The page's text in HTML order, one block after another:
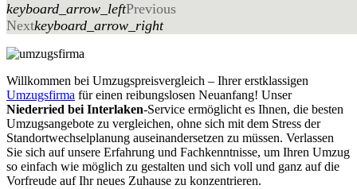
keyboard_arrow_leftPrevious
Nextkeyboard_arrow_right
Willkommen bei Umzugspreisvergleich – Ihrer erstklassigen
Umzugsfirma für einen reibungslosen Neuanfang! Unser
Niederried bei Interlaken-Service ermöglicht es Ihnen, die besten
Umzugsangebote zu vergleichen, ohne sich mit dem Stress der
Standortwechselplanung auseinandersetzen zu müssen. Verlassen
Sie sich auf unsere Erfahrung und Fachkenntnisse, um Ihren Umzug
so einfach wie möglich zu gestalten und sich voll und ganz auf die
Vorfreude auf Ihr neues Zuhause zu konzentrieren.